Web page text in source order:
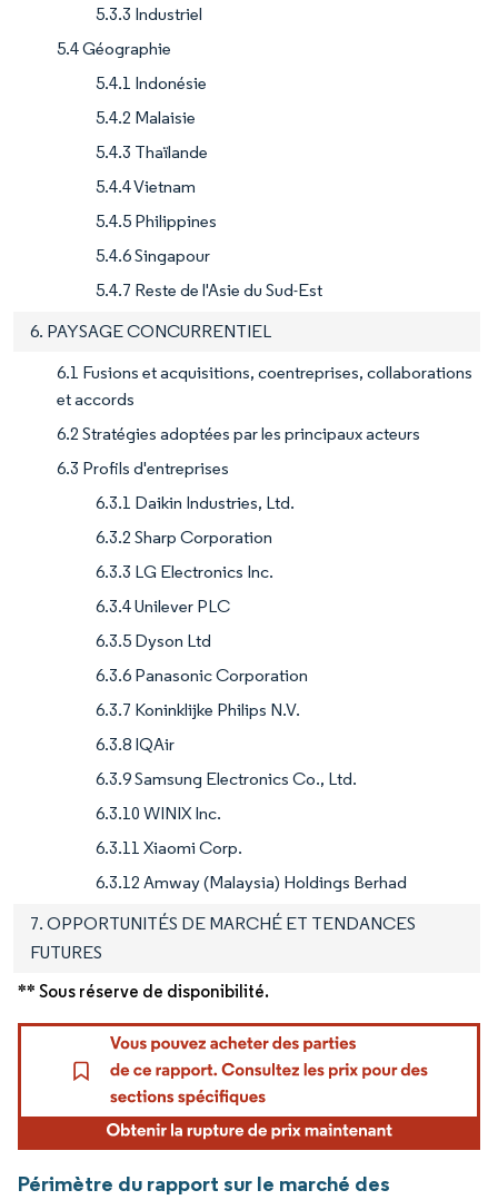
5.3.3 Industriel
5.4 Géographie
5.4.1 Indonésie
5.4.2 Malaisie
5.4.3 Thaïlande
5.4.4 Vietnam
5.4.5 Philippines
5.4.6 Singapour
5.4.7 Reste de l'Asie du Sud-Est
6. PAYSAGE CONCURRENTIEL
6.1 Fusions et acquisitions, coentreprises, collaborations
et accords
6.2 Stratégies adoptées par les principaux acteurs
6.3 Profils d'entreprises
6.3.1 Daikin Industries, Ltd.
6.3.2 Sharp Corporation
6.3.3 LG Electronics Inc.
6.3.4 Unilever PLC
6.3.5 Dyson Ltd
6.3.6 Panasonic Corporation
6.3.7 Koninklijke Philips N.V.
6.3.8 IQAir
6.3.9 Samsung Electronics Co., Ltd.
6.3.10 WINIX Inc.
6.3.11 Xiaomi Corp.
6.3.12 Amway (Malaysia) Holdings Berhad
7. OPPORTUNITÉS DE MARCHÉ ET TENDANCES
FUTURES
** Sous réserve de disponibilité.
Périmètre du rapport sur le marché des